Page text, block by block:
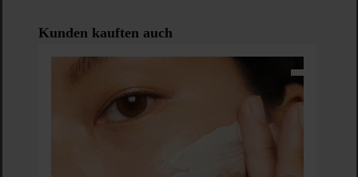
Produktgalerie überspringen
Kunden kauften auch